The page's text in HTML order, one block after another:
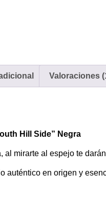
Valoraciones
Hill Side” Negra
al mirarte al espejo te
auténtico en origen y